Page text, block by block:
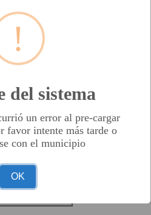
!
del sistema
un error al pre-cargar
favor intente más tarde o
con el municipio
OK